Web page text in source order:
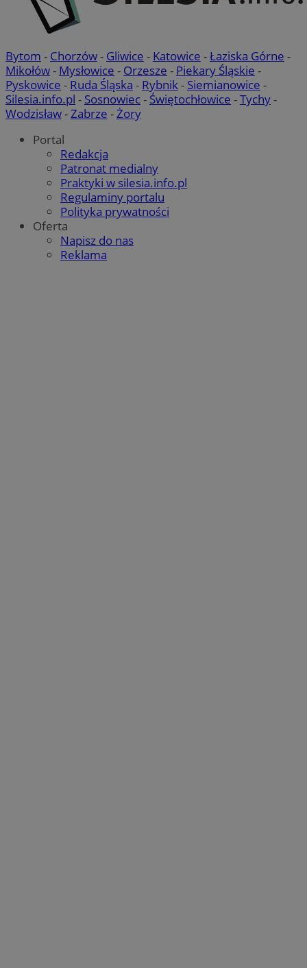
Bytom - Chorzów- Gliwice - Katowice -Łaziska Górne -
Mikołów- Mysłowice - Orzesze - Piekary Śląskie -
Pyskowice - Ruda Śląska - Rybnik- Siemianowice -
Silesia.info.pl - Sosnowiec- Świętochłowice -Tychy-
Wodzisław-Zabrze -Żory
Portal
Redakcja
Patronat medialny
Praktyki w silesia.info.pl
Regulaminy portalu
Polityka prywatności
Oferta
Napisz do nas
Reklama